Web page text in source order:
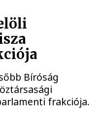
Bíróság
frakciója.